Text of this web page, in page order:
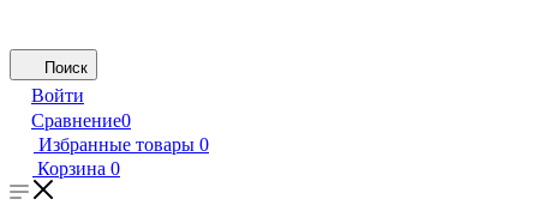
Поиск
Войти
Сравнение0
Избранные товары 0
Корзина 0